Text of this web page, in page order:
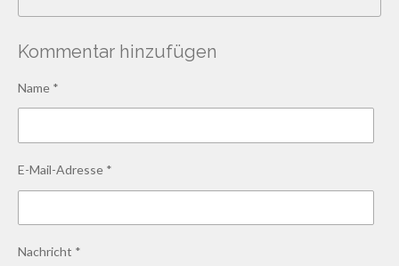
Kommentar hinzufügen
Name *
E-Mail-Adresse *
Nachricht *